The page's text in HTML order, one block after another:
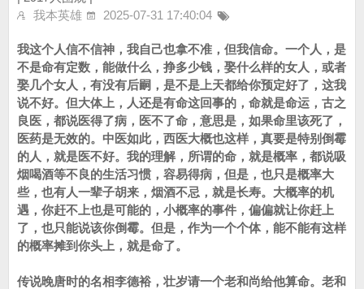
我本英雄
2025-07-31 17:40:04
我这个人信不信神，我自己也拿不准，但我信命。一个人，是
不是命有定数，能做什么，挣多少钱，娶什么样的女人，或者
娶几个女人，有没有后嗣，是不是上天都给你预定好了，这我
说不好。但大体上，人还是有命这回事的，命就是命运，古之
良医，都说医得了病，医不了命，意思是，如果命里该死了，
医药是无效的。中医如此，西医大概也这样，真要是特别倒霉
的人，就是医不好。我的理解，所谓的命，就是概率，都说吸
烟喝酒等不良的生活习惯，容易得病，但是，也只是概率大
些，也有人一辈子胡来，烟酒不忌，就是长寿。大概率的机
遇，你赶不上也是可能的，小概率的事件，偏偏就让你赶上
了，也只能说该你倒霉。但是，作为一个个体，能不能有这样
的概率摊到你头上，就是命了。
传说晚唐时的名相李德裕，壮岁请一个老和尚给他算命。老和